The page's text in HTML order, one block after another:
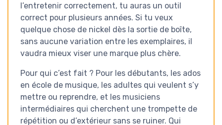
l’entretenir correctement, tu auras un outil
correct pour plusieurs années. Si tu veux
quelque chose de nickel dès la sortie de boîte,
sans aucune variation entre les exemplaires, il
vaudra mieux viser une marque plus chère.
Pour qui c’est fait ? Pour les débutants, les ados
en école de musique, les adultes qui veulent s’y
mettre ou reprendre, et les musiciens
intermédiaires qui cherchent une trompette de
répétition ou d’extérieur sans se ruiner. Qui